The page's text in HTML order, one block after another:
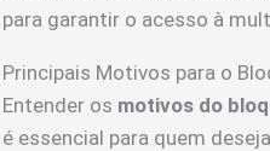
para garantir o acesso à
Principais Motivos para o
Entender os motivos do
é essencial para quem